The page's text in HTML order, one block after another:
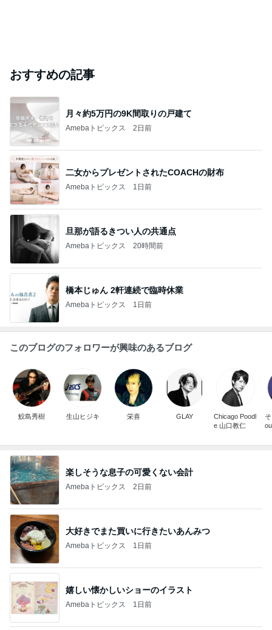
おすすめの記事
月々約5万円の9K間取りの戸建て
Amebaトピックス 2日前
二女からプレゼントされたCOACHの財布
Amebaトピックス 1日前
旦那が語るきつい人の共通点
Amebaトピックス 20時間前
橋本じゅん 2軒連続で臨時休業
Amebaトピックス 1日前
このブログのフォロワーが興味のあるブログ
鮫島秀樹 生山ヒジキ 栄喜 GLAY
Chicago Poodl
e 山口教仁
楽しそうな息子の可愛くない会計
Amebaトピックス 2日前
大好きでまた買いに行きたいあんみつ
Amebaトピックス 1日前
嬉しい懐かしいショーのイラスト
Amebaトピックス 1日前